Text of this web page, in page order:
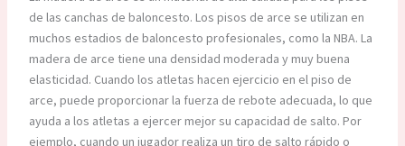
de las canchas de baloncesto. Los pisos de arce se utilizan en
muchos estadios de baloncesto profesionales, como la NBA. La
madera de arce tiene una densidad moderada y muy buena
elasticidad. Cuando los atletas hacen ejercicio en el piso de
arce, puede proporcionar la fuerza de rebote adecuada, lo que
ayuda a los atletas a ejercer mejor su capacidad de salto. Por
ejemplo, cuando un jugador realiza un tiro de salto rápido o